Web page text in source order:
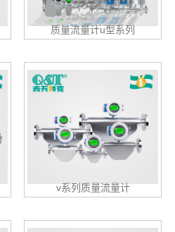
质量流量计u型系列
v系列质量流量计